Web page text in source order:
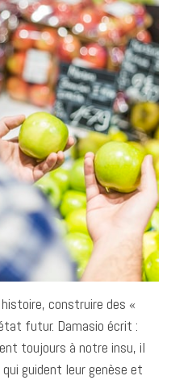
construire des «
futur. Damasio écrit :
toujours à notre insu, il
guident leur genèse et